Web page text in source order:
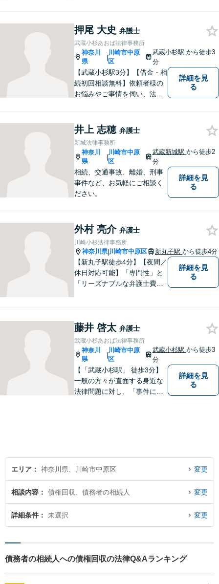
押尾 大史 弁護士
武蔵小杉あおば法律事務所
神奈川
県
|
川崎市中原
区
武蔵小杉駅 から徒歩3
分
【武蔵小杉駅3分】【借金・相
続初回相談無料】依頼者様の
お悩みやご事情を伺い、法的
なんでも気軽に相談できる
「町のお医者さん」のような
弁護士でありたいと思ってお
ります。【電話相談可】
詳細を見
る
井上 志穂 弁護士
新城法律事務所
神奈川
県
|
川崎市中原
区
武蔵新城駅 から徒歩2
分
相続、交通事故、離婚、刑事
事件など、お気軽にご相談く
ださい。
詳細を見
る
外村 亮介 弁護士
川崎小杉法律事務所
神奈川県|川崎市中原区 新丸子駅 から徒歩4分
【新丸子駅徒歩4分】【夜間／
休日対応可能】「専門性」と
「リーズナブルな弁護士費
事務所を目指しています。
【初回面談無料】法律トラブ
ルでお悩みの方は、お気軽に
ご相談ください。
詳細を見
る
藤井 啓太 弁護士
武蔵小杉あおば法律事務所
神奈川
県
|
川崎市中原
区
武蔵小杉駅 から徒歩3
分
【「武蔵小杉駅」 徒歩3分】
一般の方々が直面する身近な
法律問題に対し、「事件に大
詳細を見
る
エリア 神奈川県、川崎市中原区 変更
相談内容 債権回収、債務者の相続人 変更
詳細条件 未選択 変更
債務者の相続人への債権回収の法律Q&Aランキング